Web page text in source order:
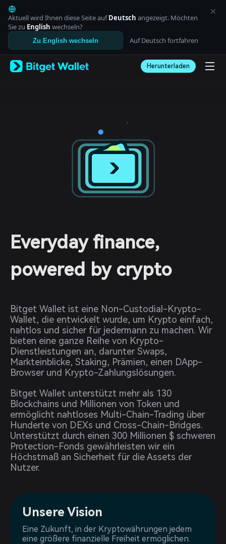
English
日本語
Tiếng Việt
Русский
Español (Latinoamérica)
Italiano
Aktuell wird Ihnen diese Seite aufDeutsch angezeigt. Möchten
Sie zu English wechseln?
Zu English wechseln Auf Deutsch fortfahren
Herunterladen
Everyday finance,
powered by crypto
Bitget Wallet ist eine Non-Custodial-Krypto-
Wallet, die entwickelt wurde, um Krypto einfach,
nahtlos und sicher für jedermann zu machen. Wir
bieten eine ganze Reihe von Krypto-
Dienstleistungen an, darunter Swaps,
Markteinblicke, Staking, Prämien, einen DApp-
Browser und Krypto-Zahlungslösungen.
Bitget Wallet unterstützt mehr als 130
Blockchains und Millionen von Token und
ermöglicht nahtloses Multi-Chain-Trading über
Hunderte von DEXs und Cross-Chain-Bridges.
Unterstützt durch einen 300 Millionen $ schweren
Protection-Fonds gewährleisten wir ein
Höchstmaß an Sicherheit für die Assets der
Nutzer.
Unsere Vision
Eine Zukunft, in der Kryptowährungen jedem
eine größere finanzielle Freiheit ermöglichen.